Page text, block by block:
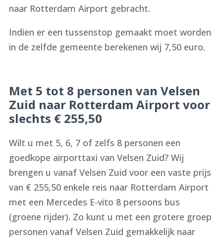
naar Rotterdam Airport gebracht.
Indien er een tussenstop gemaakt moet worden
in de zelfde gemeente berekenen wij 7,50 euro.
Met 5 tot 8 personen van Velsen
Zuid naar Rotterdam Airport voor
slechts € 255,50
Wilt u met 5, 6, 7 of zelfs 8 personen een
goedkope airporttaxi van Velsen Zuid? Wij
brengen u vanaf Velsen Zuid voor een vaste prijs
van € 255,50 enkele reis naar Rotterdam Airport
met een Mercedes E-vito 8 persoons bus
(groene rijder). Zo kunt u met een grotere groep
personen vanaf Velsen Zuid gemakkelijk naar